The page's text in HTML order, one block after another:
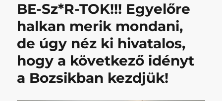
BE-Sz*R-TOK!!! Egyelőre
halkan merik mondani,
de úgy néz ki hivatalos,
hogy a következő idényt
a Bozsikban kezdjük!